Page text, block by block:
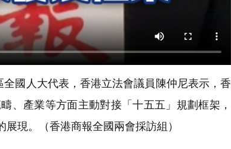
國人大代表，香港立法會議員陳仲尼表示，香
、產業等方面主動對接「十五五」規劃框架，
現。（香港商報全國兩會採訪組）